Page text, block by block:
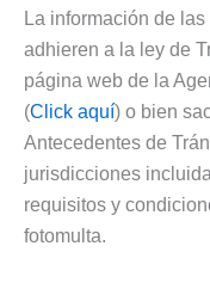
La información de
adhieren a la ley de
página web de la
(Click aquí) o bien
Antecedentes de
jurisdicciones
requisitos y
fotomulta.